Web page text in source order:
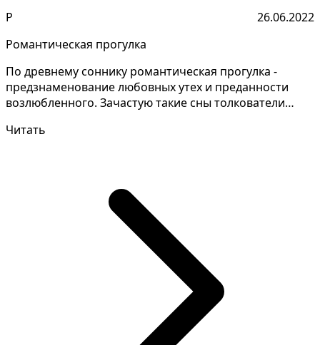
Р
26.06.2022
Романтическая прогулка
По древнему соннику романтическая прогулка -
предзнаменование любовных утех и преданности
возлюбленного. Зачастую такие сны толкователи
Читать